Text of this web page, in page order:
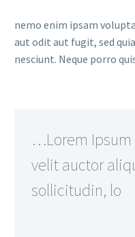
nemo enim ipsam
aut odit aut fugit, sed
nesciunt. Neque porro
…Lorem Ipsum
velit auctor
sollicitudin, lo